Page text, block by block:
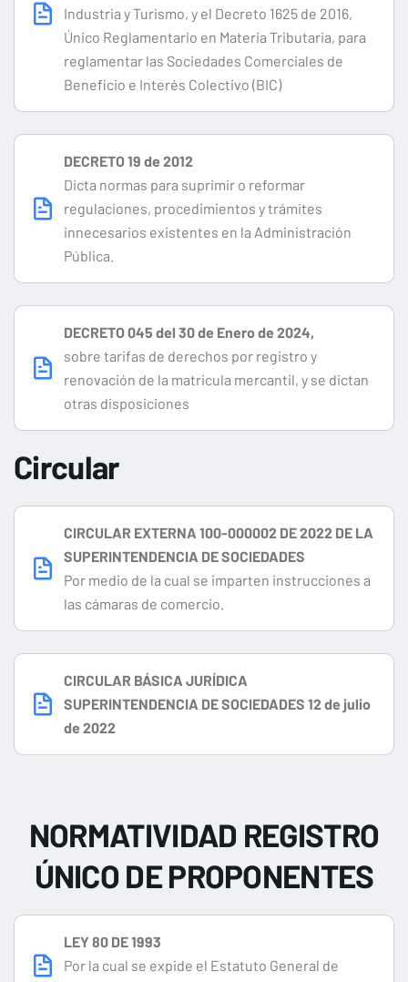
Industria y Turismo, y el Decreto 1625 de 2016,
Único Reglamentario en Materia Tributaria, para
reglamentar las Sociedades Comerciales de
Beneficio e Interés Colectivo (BIC)
DECRETO 19 de 2012
Dicta normas para suprimir o reformar
regulaciones, procedimientos y trámites
innecesarios existentes en la Administración
Pública.
DECRETO 045 del 30 de Enero de 2024,
sobre tarifas de derechos por registro y
renovación de la matricula mercantil, y se dictan
otras disposiciones
Circular
CIRCULAR EXTERNA 100-000002 DE 2022 DE LA
SUPERINTENDENCIA DE SOCIEDADES
Por medio de la cual se imparten instrucciones a
las cámaras de comercio.
CIRCULAR BÁSICA JURÍDICA
SUPERINTENDENCIA DE SOCIEDADES 12 de julio
de 2022
NORMATIVIDAD REGISTRO
ÚNICO DE PROPONENTES
LEY 80 DE 1993
Por la cual se expide el Estatuto General de